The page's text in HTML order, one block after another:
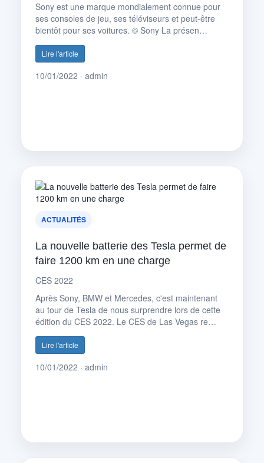
Sony est une marque mondialement connue pour
ses consoles de jeu, ses téléviseurs et peut-être
bientôt pour ses voitures. © Sony La présen…
Lire l'article
10/01/2022 · admin
ACTUALITÉS
La nouvelle batterie des Tesla permet de
faire 1200 km en une charge
CES 2022
Après Sony, BMW et Mercedes, c'est maintenant
au tour de Tesla de nous surprendre lors de cette
édition du CES 2022. Le CES de Las Vegas re…
Lire l'article
10/01/2022 · admin